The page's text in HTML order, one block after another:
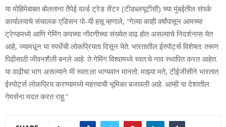
या मोहिमेबाबत बोलताना तैपेई वर्ल्ड ट्रेड सेंटर (टीडब्‍लयूटीसी) च्या मुंबईतील संपर्क
कार्यालयाचे संचालक एडिसन पो-यी हसू म्हणाले, “गेल्या काही वर्षांपासून आमच्‍या
ट्रेण्‍डमध्ये आणि गेमिंग कपच्‍या नोंदणीच्या संख्येत वाढ होत असल्याचे निदर्शनास येत
आहे, ज्‍यामधून या स्‍पर्धेची लोकप्रियता दिसून येते. भारतातील ईस्‍पोर्ट्स विशेषत: तरूण
पिढीसाठी जीवनशैली बनले आहे. ते गेमिंग विश्‍वामध्‍ये स्‍वत:चे नाव स्‍थापित करत आहेत.
या वाढीचा भाग असल्‍याने मी स्‍वत:ला भाग्‍यवान मानतो. माझ्या मते, टीईजीसीने भारतात
ईस्‍पोर्ट्स लोकप्रिय करण्‍यामध्‍ये महत्त्वाची भूमिका बजावली आहे. आम्ही या देशातील
गेमर्सना मदत करत राहू.”